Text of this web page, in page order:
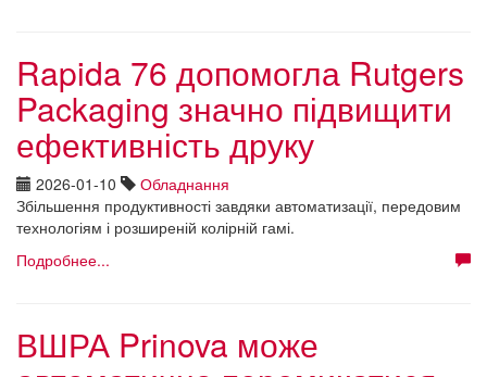
Rapida 76 допомогла Rutgers
Packaging значно підвищити
ефективність друку
2026-01-10
Обладнання
Збільшення продуктивності завдяки автоматизації, передовим
технологіям і розширеній колірній гамі.
Подробнее...
ВШРА Prinova може